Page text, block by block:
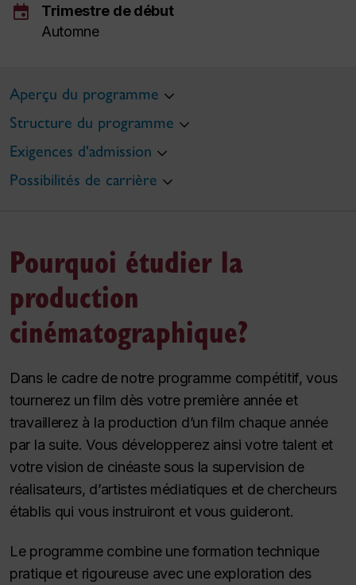
event
Trimestre de début
Automne
Aperçu du programme
Structure du programme
Exigences d'admission
Possibilités de carrière
Pourquoi étudier la
production
cinématographique?
Dans le cadre de notre programme compétitif, vous
tournerez un film dès votre première année et
travaillerez à la production d’un film chaque année
par la suite. Vous développerez ainsi votre talent et
votre vision de cinéaste sous la supervision de
réalisateurs, d’artistes médiatiques et de chercheurs
établis qui vous instruiront et vous guideront.
Le programme combine une formation technique
pratique et rigoureuse avec une exploration des